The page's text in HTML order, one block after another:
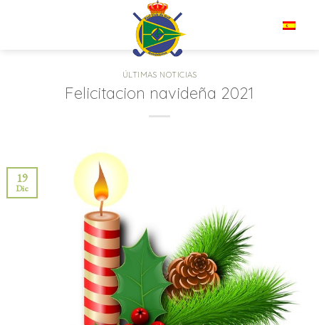
ÚLTIMAS NOTICIAS
Felicitacion navideña 2021
19
Dic